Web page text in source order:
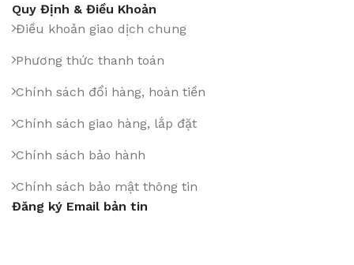
Quy Định & Điều Khoản
Điều khoản giao dịch chung
Phương thức thanh toán
Chính sách đổi hàng, hoàn tiền
Chính sách giao hàng, lắp đặt
Chính sách bảo hành
Chính sách bảo mật thông tin
Đăng ký Email bản tin